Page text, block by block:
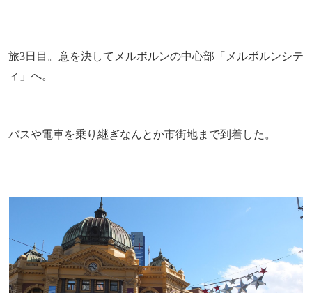
旅3日目。意を決してメルボルンの中心部「メルボルンシテ
ィ」へ。
バスや電車を乗り継ぎなんとか市街地まで到着した。